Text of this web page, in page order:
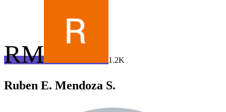
RM 1.2K
Ruben E. Mendoza S.